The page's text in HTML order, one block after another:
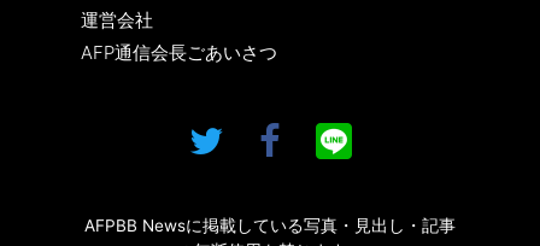
運営会社
AFP通信会長ごあいさつ
AFPBB Newsに掲載している写真・見出し・記事